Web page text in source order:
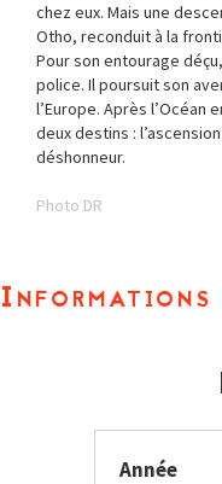
chez eux. Mais une
Otho, reconduit à la
Pour son entourage
police. Il poursuit son
l’Europe. Après l’Océan
deux destins :
déshonneur.
Photo DR
Année